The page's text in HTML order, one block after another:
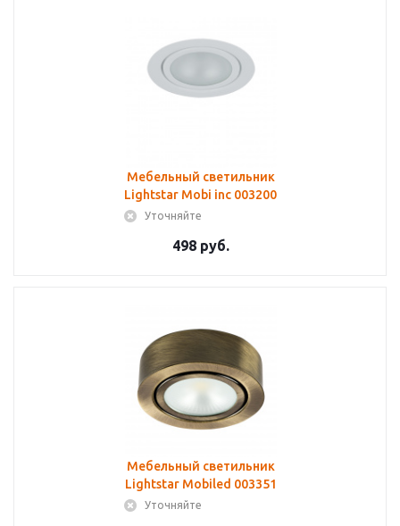
Мебельный светильник
Lightstar Mobi inc 003200
Уточняйте
498 руб.
Мебельный светильник
Lightstar Mobiled 003351
Уточняйте